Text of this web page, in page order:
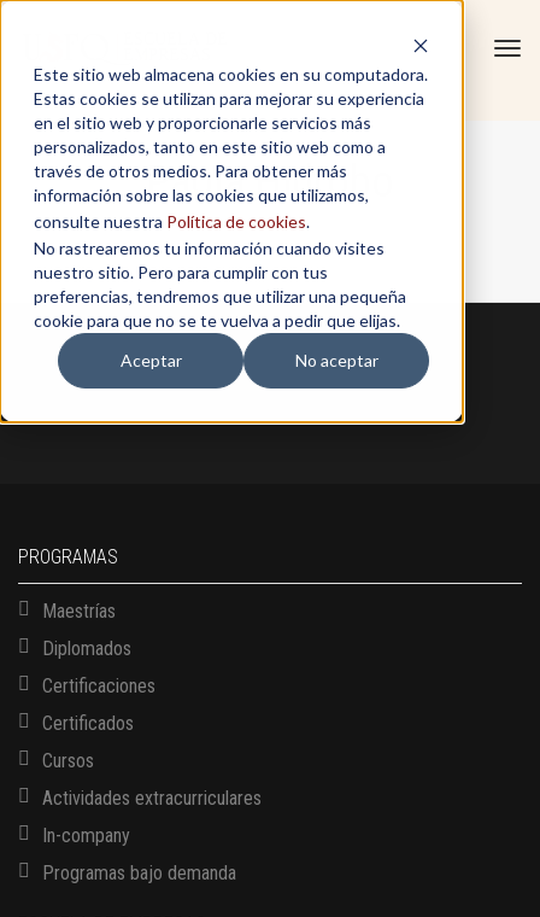
Este sitio web almacena cookies en su computadora.
Estas cookies se utilizan para mejorar su experiencia
en el sitio web y proporcionarle servicios más
personalizados, tanto en este sitio web como a
través de otros medios. Para obtener más
información sobre las cookies que utilizamos,
consulte nuestra Política de cookies.
No rastrearemos tu información cuando visites
nuestro sitio. Pero para cumplir con tus
preferencias, tendremos que utilizar una pequeña
cookie para que no se te vuelva a pedir que elijas.
Aceptar
No aceptar
Paola Hidrobo
Home / Paola Hidrobo
PROGRAMAS
Maestrías
Diplomados
Certificaciones
Certificados
Cursos
Actividades extracurriculares
In-company
Programas bajo demanda